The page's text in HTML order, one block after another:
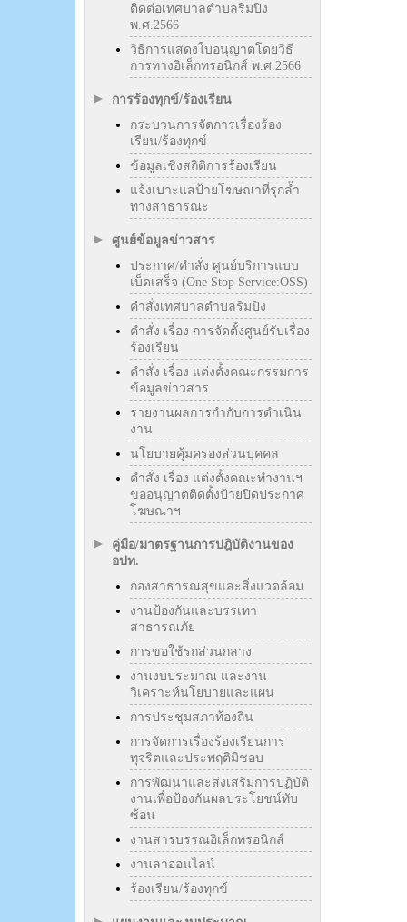
ติดต่อเทศบาลตำบลริมปิง
พ.ศ.2566
วิธีการแสดงใบอนุญาตโดยวิธี
การทางอิเล็กทรอนิกส์ พ.ศ.2566
การร้องทุกข์/ร้องเรียน
กระบวนการจัดการเรื่องร้อง
เรียน/ร้องทุกข์
ข้อมูลเชิงสถิติการร้องเรียน
แจ้งเบาะแสป้ายโฆษณาที่รุกล้ำ
ทางสาธารณะ
ศูนย์ข้อมูลข่าวสาร
ประกาศ/คำสั่ง ศูนย์บริการแบบ
เบ็ดเสร็จ (One Stop Service:OSS)
คำสั่งเทศบาลตำบลริมปิง
คำสั่ง เรื่อง การจัดตั้งศูนย์รับเรื่อง
ร้องเรียน
คำสั่ง เรื่อง แต่งตั้งคณะกรรมการ
ข้อมูลข่าวสาร
รายงานผลการกำกับการดำเนิน
งาน
นโยบายคุ้มครองส่วนบุคคล
คำสั่ง เรื่อง แต่งตั้งคณะทำงานฯ
ขออนุญาตติดตั้งป้ายปิดประกาศ
โฆษณาฯ
คู่มือ/มาตรฐานการปฎิบัติงานของ
อปท.
กองสาธารณสุขและสิ่งแวดล้อม
งานป้องกันและบรรเทา
สาธารณภัย
การขอใช้รถส่วนกลาง
งานงบประมาณ และงาน
วิเคราะห์นโยบายและแผน
การประชุมสภาท้องถิ่น
การจัดการเรื่องร้องเรียนการ
ทุจริตและประพฤติมิชอบ
การพัฒนาและส่งเสริมการปฏิบัติ
งานเพื่อป้องกันผลประโยชน์ทับ
ซ้อน
งานสารบรรณอิเล็กทรอนิกส์
งานลาออนไลน์
ร้องเรียน/ร้องทุกข์